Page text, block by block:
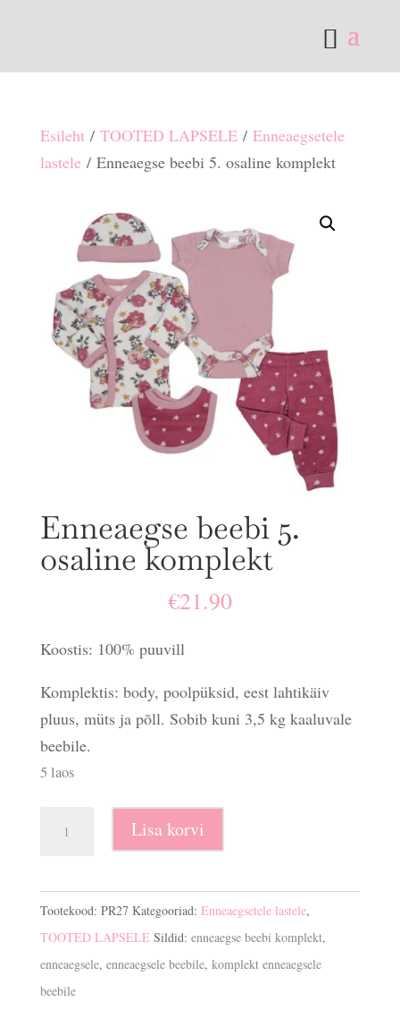
Esileht/ TOOTED LAPSELE/ Enneaegsetele
lastele/ Enneaegse beebi 5. osaline komplekt
Enneaegse beebi 5.
osaline komplekt
€21.90
Koostis: 100% puuvill
Komplektis: body, poolpüksid, eest lahtikäiv
pluus, müts ja põll. Sobib kuni 3,5 kg kaaluvale
beebile.
5 laos
Lisa korvi
Tootekood: PR27 Kategooriad: Enneaegsetele lastele,
TOOTED LAPSELE Sildid: enneaegse beebi komplekt,
enneaegsele, enneaegsele beebile, komplekt enneaegsele
beebile